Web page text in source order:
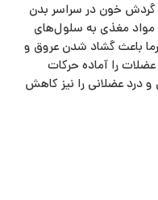
گردش خون در سراسر بدن
مغذی به سلول‌های
باعث گشاد شدن عروق و
را آماده حرکات
درد عضلانی را نیز کاهش